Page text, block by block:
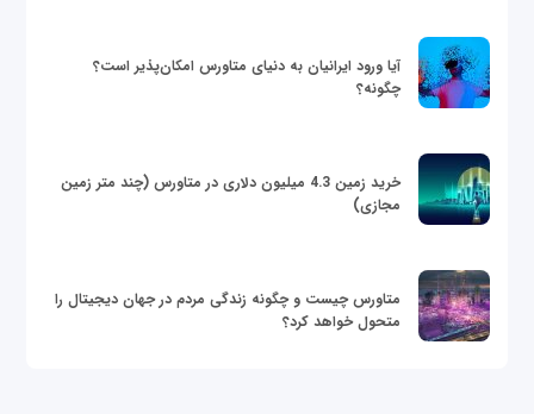
آیا ورود ایرانیان به دنیای متاورس امکان‌پذیر است؟
چگونه؟
خرید زمین 4.3 میلیون دلاری در متاورس (چند متر زمین
مجازی)
متاورس چیست و چگونه زندگی مردم در جهان دیجیتال را
متحول خواهد کرد؟